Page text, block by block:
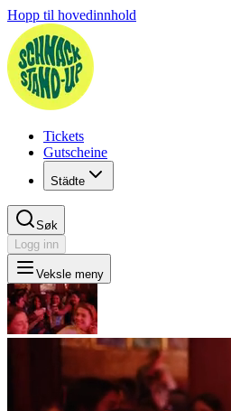
Hopp til hovedinnhold
Tickets
Gutscheine
Städte
Søk
Logg inn
Veksle meny